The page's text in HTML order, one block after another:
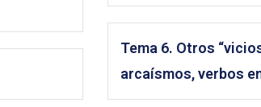
Tema 6. Otros
arcaísmos, verbos